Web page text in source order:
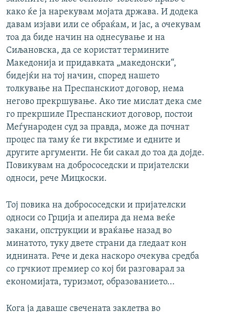
како ќе ја нарекувам мојата држава. И додека
давам изјави или се обраќам, и јас, а очекувам
тоа да биде начин на однесување и на
Сиљановска, да се користат термините
Македонија и придавката „македонски“,
бидејќи на тој начин, според нашето
толкување на Преспанскиот договор, нема
негово прекршување. Ако тие мислат дека сме
го прекршиле Преспанскиот договор, постои
Меѓународен суд за правда, може да почнат
процес па таму ќе ги вкрстиме и едните и
другите аргументи. Не би сакал до тоа да дојде.
Повикувам на добрососедски и пријателски
односи, рече Мицкоски.
Тој повика на добрососедски и пријателски
односи со Грција и апелира да нема веќе
закани, опструкции и враќање назад во
минатото, туку двете страни да гледаат кон
иднината. Рече и дека наскоро очекува средба
со грчкиот премиер со кој би разговарал за
економијата, туризмот, образованието...
Кога ја даваше свечената заклетва во